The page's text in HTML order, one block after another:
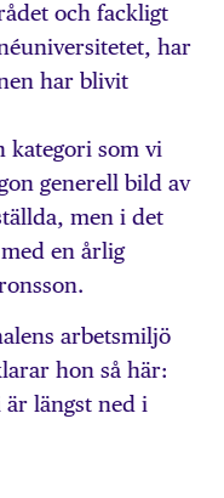
och fackligt
har
har blivit
kategori som vi
generell bild av
men i det
en årlig
arbetsmiljö
hon så här:
är längst ned i